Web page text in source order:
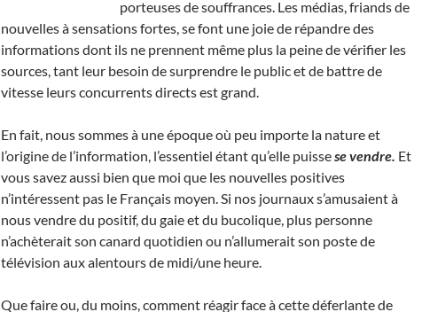
porteuses de souffrances. Les médias, friands de
nouvelles à sensations fortes, se font une joie de répandre des
informations dont ils ne prennent même plus la peine de vérifier les
sources, tant leur besoin de surprendre le public et de battre de
vitesse leurs concurrents directs est grand.
En fait, nous sommes à une époque où peu importe la nature et
l’origine de l’information, l’essentiel étant qu’elle puissese vendre. Et
vous savez aussi bien que moi que les nouvelles positives
n’intéressent pas le Français moyen. Si nos journaux s’amusaient à
nous vendre du positif, du gaie et du bucolique, plus personne
n’achèterait son canard quotidien ou n’allumerait son poste de
télévision aux alentours de midi/une heure.
Que faire ou, du moins, comment réagir face à cette déferlante de